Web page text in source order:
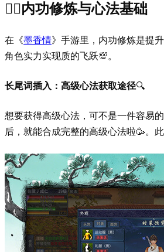
🧘‍♂️内功修炼与心法基础
在《墨香情》手游里，内功修炼是提
角色实力实现质的飞跃💯。
长尾词插入：高级心法获取途径🔍
想要获得高级心法，可不是一件容易
后，就能合成完整的高级心法啦🥳。